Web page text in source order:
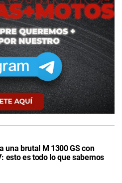
una brutal M 1300 GS con
esto es todo lo que sabemos